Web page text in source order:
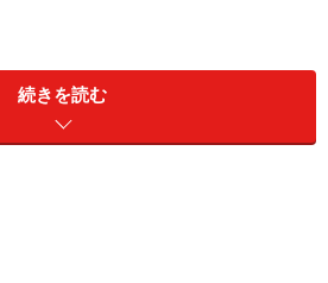
続きを読む